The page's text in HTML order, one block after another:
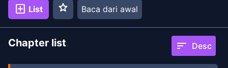
add_box List star Baca dari awal
Chapter list sort Desc